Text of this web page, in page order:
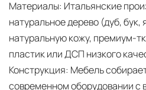
Материалы: Итальянские
натуральное дерево (дуб, бук,
натуральную кожу, премиум-
пластик или ДСП низкого
Конструкция: Мебель
современном оборудовании с